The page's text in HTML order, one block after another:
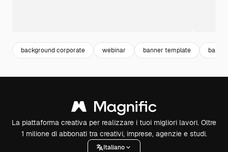
background corporate webinar banner template
La piattaforma creativa per realizzare i tuoi migliori lavori. Oltre
1 milione di abbonati tra creativi, imprese, agenzie e studi.
Italiano